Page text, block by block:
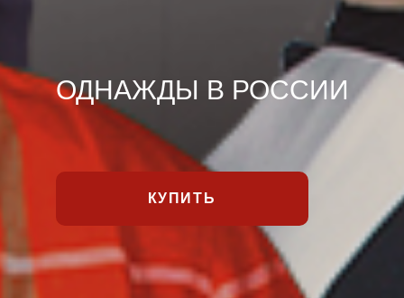
ОДНАЖДЫ В РОССИИ
КУПИТЬ